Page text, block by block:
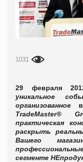
1031
29 февраля
уникальное
организованное в
TradeMaster®
практическая
раскрыть
Вашего
сегменте